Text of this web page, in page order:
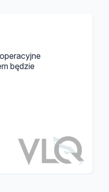
będzie